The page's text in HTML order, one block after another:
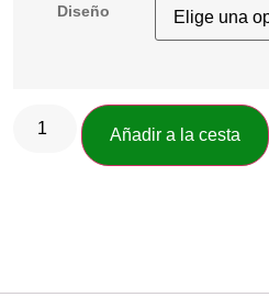
Diseño
Añadir a la cesta